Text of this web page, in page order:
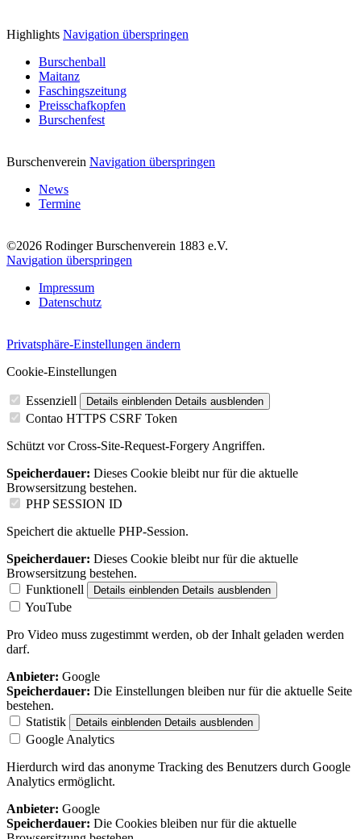
Highlights Navigation überspringen
Burschenball
Maitanz
Faschingszeitung
Preisschafkopfen
Burschenfest
Burschenverein Navigation überspringen
News
Termine
©2026 Rodinger Burschenverein 1883 e.V.
Navigation überspringen
Impressum
Datenschutz
Privatsphäre-Einstellungen ändern
Cookie-Einstellungen
Essenziell Details einblenden Details ausblenden
Contao HTTPS CSRF Token
Schützt vor Cross-Site-Request-Forgery Angriffen.
Speicherdauer: Dieses Cookie bleibt nur für die aktuelle
Browsersitzung bestehen.
PHP SESSION ID
Speichert die aktuelle PHP-Session.
Speicherdauer: Dieses Cookie bleibt nur für die aktuelle
Browsersitzung bestehen.
Funktionell
Details einblenden Details ausblenden
YouTube
Pro Video muss zugestimmt werden, ob der Inhalt geladen werden
darf.
Anbieter: Google
Speicherdauer: Die Einstellungen bleiben nur für die aktuelle Seite
bestehen.
Statistik
Details einblenden Details ausblenden
Google Analytics
Hierdurch wird das anonyme Tracking des Benutzers durch Google
Analytics ermöglicht.
Anbieter: Google
Speicherdauer: Die Cookies bleiben nur für die aktuelle